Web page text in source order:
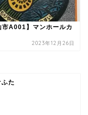
市A001】マンホールカ
2023年12月26日
ふた